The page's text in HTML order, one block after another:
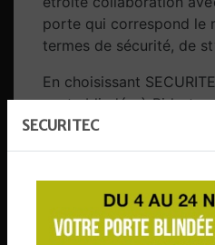
SECURITEC
porte qui correspond le
termes de sécurité, de
En choisissant
porte blindée à Bidart,
service complet, de la
installation
de fournir des solutions
de nous le partenaire
sécurité de votre